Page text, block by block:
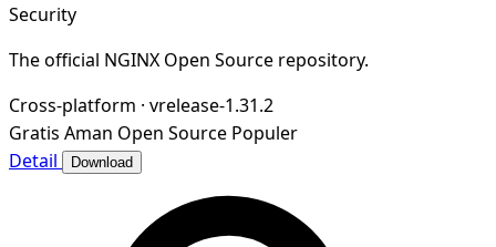
Security
The official NGINX Open Source repository.
Cross-platform · vrelease-1.31.2
Gratis Aman Open Source Populer
Detail
Download